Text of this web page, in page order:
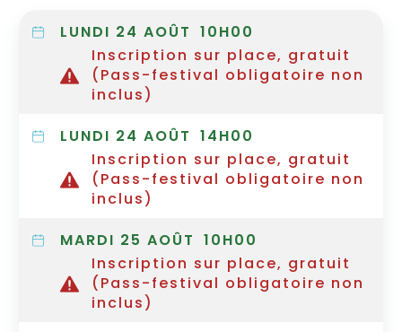
LUNDI 24 AOÛT 10H00
Inscription sur place, gratuit
(Pass-festival obligatoire non
inclus)
LUNDI 24 AOÛT 14H00
Inscription sur place, gratuit
(Pass-festival obligatoire non
inclus)
MARDI 25 AOÛT 10H00
Inscription sur place, gratuit
(Pass-festival obligatoire non
inclus)